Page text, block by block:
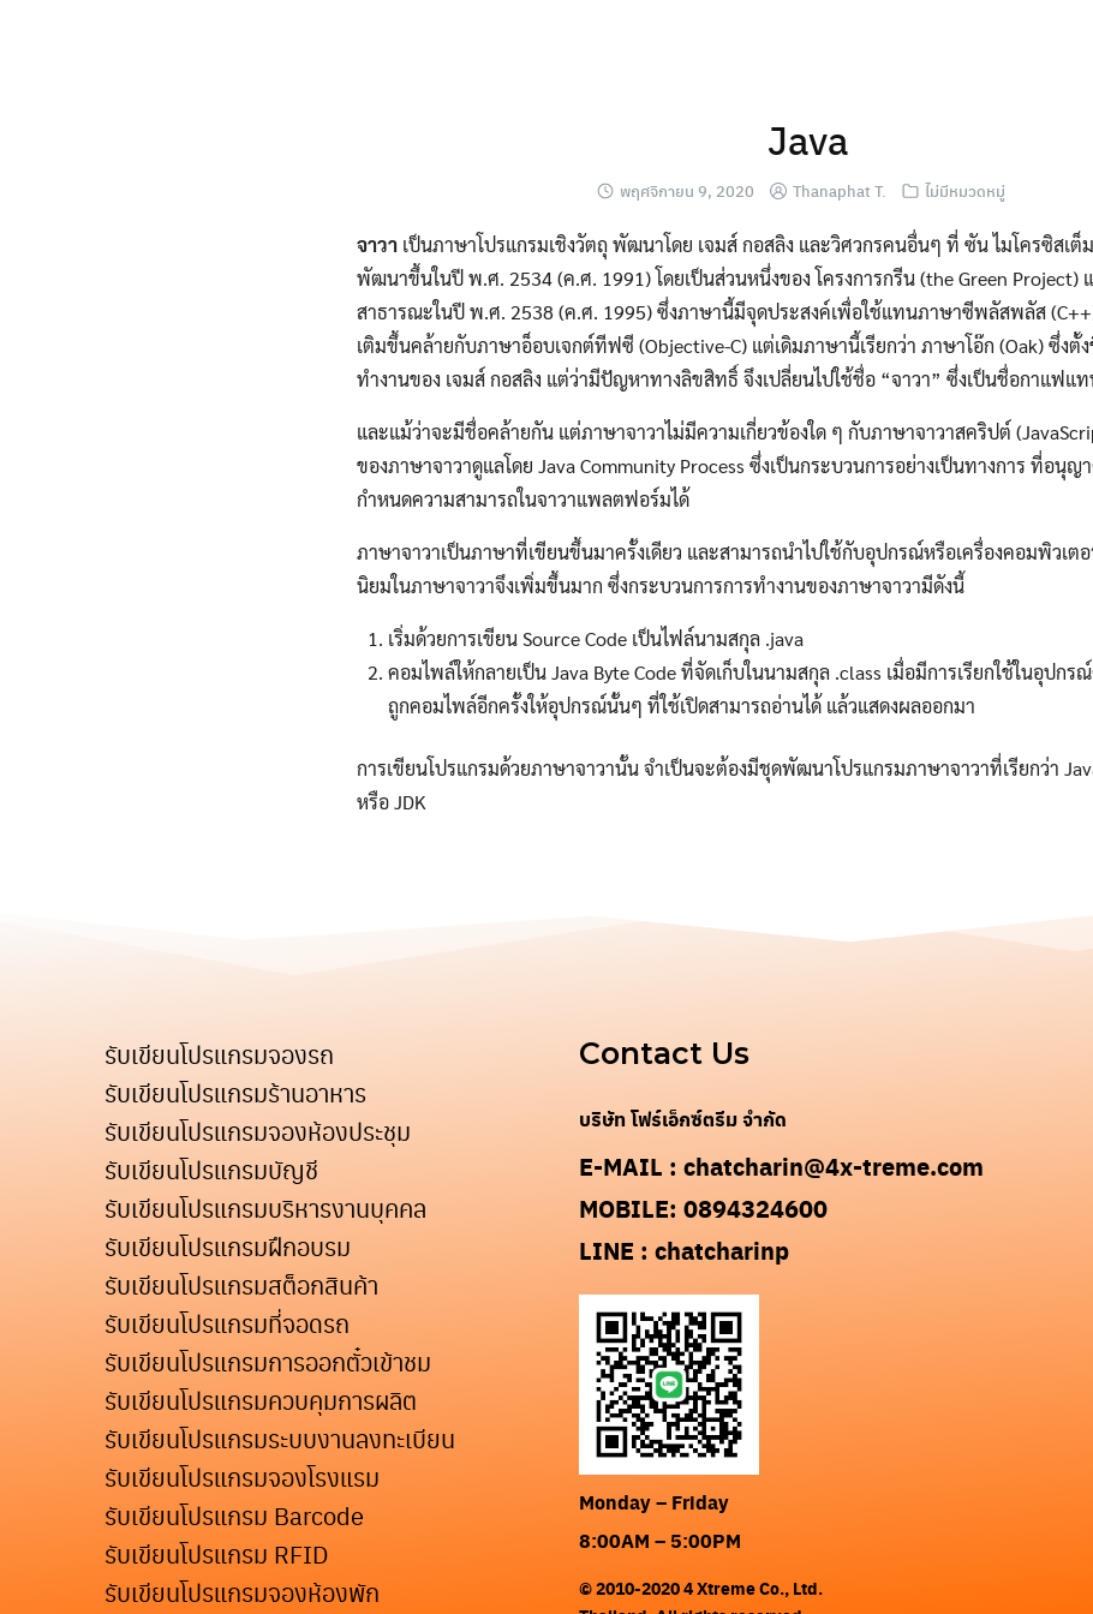
for:
Java
พฤศจิกายน 9, 2020 Thanaphat T. ไม่มีหมวดหมู่
จาวา เป็นภาษาโปรแกรมเชิงวัตถุ พัฒนาโดย เจมส์ กอสลิง และวิศวกรคนอื่นๆ ที่ ซัน ไมโครซิสเต็
พัฒนาขึ้นในปี พ.ศ. 2534 (ค.ศ. 1991) โดยเป็นส่วนหนึ่งของ โครงการกรีน (the Green Project)
สาธารณะในปี พ.ศ. 2538 (ค.ศ. 1995) ซึ่งภาษานี้มีจุดประสงค์เพื่อใช้แทนภาษาซีพลัสพลัส
เติมขึ้นคล้ายกับภาษาอ็อบเจกต์ทีฟซี (Objective-C) แต่เดิมภาษานี้เรียกว่า ภาษาโอ๊ก (Oak) ซึ่งตั้
ทำงานของ เจมส์ กอสลิง แต่ว่ามีปัญหาทางลิขสิทธิ์ จึงเปลี่ยนไปใช้ชื่อ “จาวา” ซึ่งเป็นชื่อกาแฟแ
และแม้ว่าจะมีชื่อคล้ายกัน แต่ภาษาจาวาไม่มีความเกี่ยวข้องใด ๆ กับภาษาจาวาสคริปต์
ของภาษาจาวาดูแลโดย Java Community Process ซึ่งเป็นกระบวนการอย่างเป็นทางการ ที่อนุญ
กำหนดความสามารถในจาวาแพลตฟอร์มได้
ภาษาจาวาเป็นภาษาที่เขียนขึ้นมาครั้งเดียว และสามารถนำไปใช้กับอุปกรณ์หรือเครื่องคอมพิวเต
นิยมในภาษาจาวาจึงเพิ่มขึ้นมาก ซึ่งกระบวนการการทำงานของภาษาจาวามีดังนี้
เริ่มด้วยการเขียน Source Code เป็นไฟล์นามสกุล .java
คอมไพล์ให้กลายเป็น Java Byte Code ที่จัดเก็บในนามสกุล .class เมื่อมีการเรียกใช้ในอุปกร
ถูกคอมไพล์อีกครั้งให้อุปกรณ์นั้นๆ ที่ใช้เปิดสามารถอ่านได้ แล้วแสดงผลออกมา
การเขียนโปรแกรมด้วยภาษาจาวานั้น จำเป็นจะต้องมีชุดพัฒนาโปรแกรมภาษาจาวาที่เรียกว่า
หรือ JDK
รับเขียนโปรแกรมจองรถ
รับเขียนโปรแกรมร้านอาหาร
รับเขียนโปรแกรมจองห้องประชุม
รับเขียนโปรแกรมบัญชี
รับเขียนโปรแกรมบริหารงานบุคคล
รับเขียนโปรแกรมฝึกอบรม
รับเขียนโปรแกรมสต็อกสินค้า
รับเขียนโปรแกรมที่จอดรถ
รับเขียนโปรแกรมการออกตั๋วเข้าชม
รับเขียนโปรแกรมควบคุมการผลิต
รับเขียนโปรแกรมระบบงานลงทะเบียน
รับเขียนโปรแกรมจองโรงแรม
รับเขียนโปรแกรม Barcode
รับเขียนโปรแกรม RFID
รับเขียนโปรแกรมจองห้องพัก
Contact Us
บริษัท โฟร์เอ็กซ์ตรีม จำกัด
E-MAIL : chatcharin@4x-treme.com
MOBILE: 0894324600
LINE : chatcharinp
Monday – Friday
8:00AM – 5:00PM
© 2010-2020 4 Xtreme Co., Ltd.